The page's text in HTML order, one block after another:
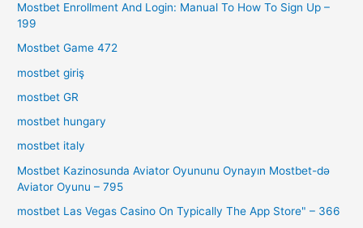
Mostbet Enrollment And Login: Manual To How To Sign Up –
199
Mostbet Game 472
mostbet giriş
mostbet GR
mostbet hungary
mostbet italy
Mostbet Kazinosunda Aviator Oyununu Oynayın Mostbet-də
Aviator Oyunu – 795
‎mostbet Las Vegas Casino On Typically The App Store" – 366